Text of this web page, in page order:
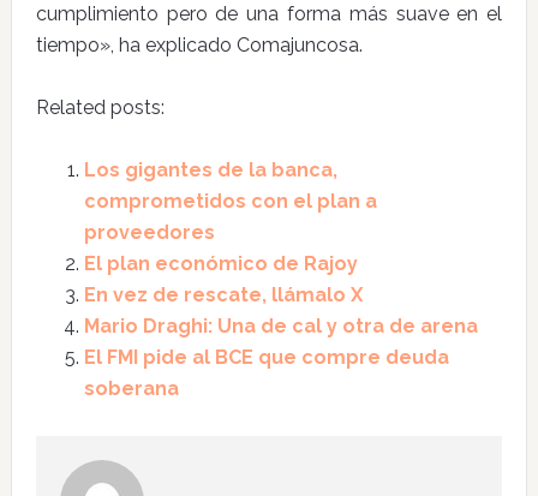
cumplimiento pero de una forma más suave en el
tiempo», ha explicado Comajuncosa.
Related posts:
Los gigantes de la banca,
comprometidos con el plan a
proveedores
El plan económico de Rajoy
En vez de rescate, llámalo X
Mario Draghi: Una de cal y otra de arena
El FMI pide al BCE que compre deuda
soberana